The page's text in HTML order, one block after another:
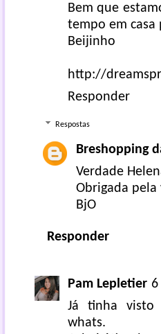
Bem que
tempo em casa
Beijinho
http://
Responder
Respostas
Breshopping
Verdade
Obrigada pela
BjO
Responder
Pam Lepletier
Já tinha visto
whats.